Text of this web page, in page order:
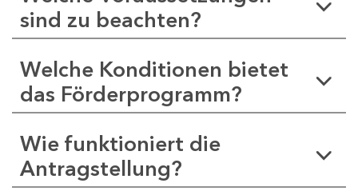
sind zu beachten?
Welche Konditionen bietet
das Förderprogramm?
Wie funktioniert die
Antragstellung?